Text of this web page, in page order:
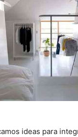
ideas para